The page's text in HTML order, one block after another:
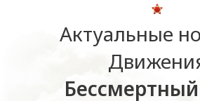
Актуальные